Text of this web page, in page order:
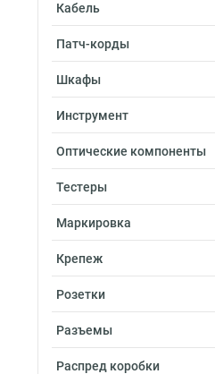
Кабель
Патч-корды
Шкафы
Инструмент
Оптические компоненты
Тестеры
Маркировка
Крепеж
Розетки
Разъемы
Распред коробки